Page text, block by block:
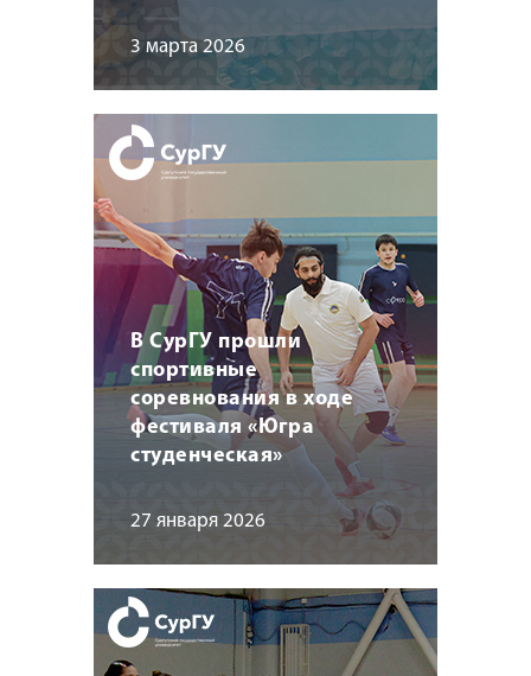
3 марта 2026
В СурГУ прошли
спортивные
соревнования в ходе
фестиваля «Югра
студенческая»
27 января 2026